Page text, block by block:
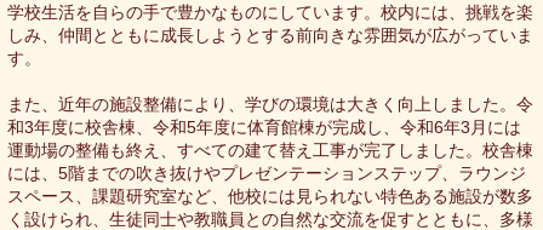
学校生活を自らの手で豊かなものにしています。校内には、挑戦を楽
しみ、仲間とともに成長しようとする前向きな雰囲気が広がっていま
す。
また、近年の施設整備により、学びの環境は大きく向上しました。令
和3年度に校舎棟、令和5年度に体育館棟が完成し、令和6年3月には
運動場の整備も終え、すべての建て替え工事が完了しました。校舎棟
には、5階までの吹き抜けやプレゼンテーションステップ、ラウンジ
スペース、課題研究室など、他校には見られない特色ある施設が数多
く設けられ、生徒同士や教職員との自然な交流を促すとともに、多様